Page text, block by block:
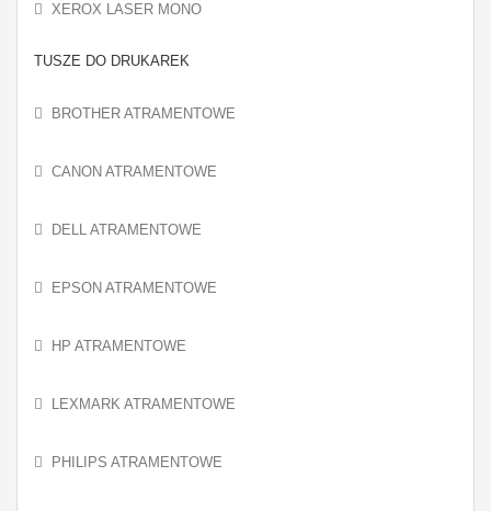
XEROX LASER MONO
TUSZE DO DRUKAREK
BROTHER ATRAMENTOWE
CANON ATRAMENTOWE
DELL ATRAMENTOWE
EPSON ATRAMENTOWE
HP ATRAMENTOWE
LEXMARK ATRAMENTOWE
PHILIPS ATRAMENTOWE